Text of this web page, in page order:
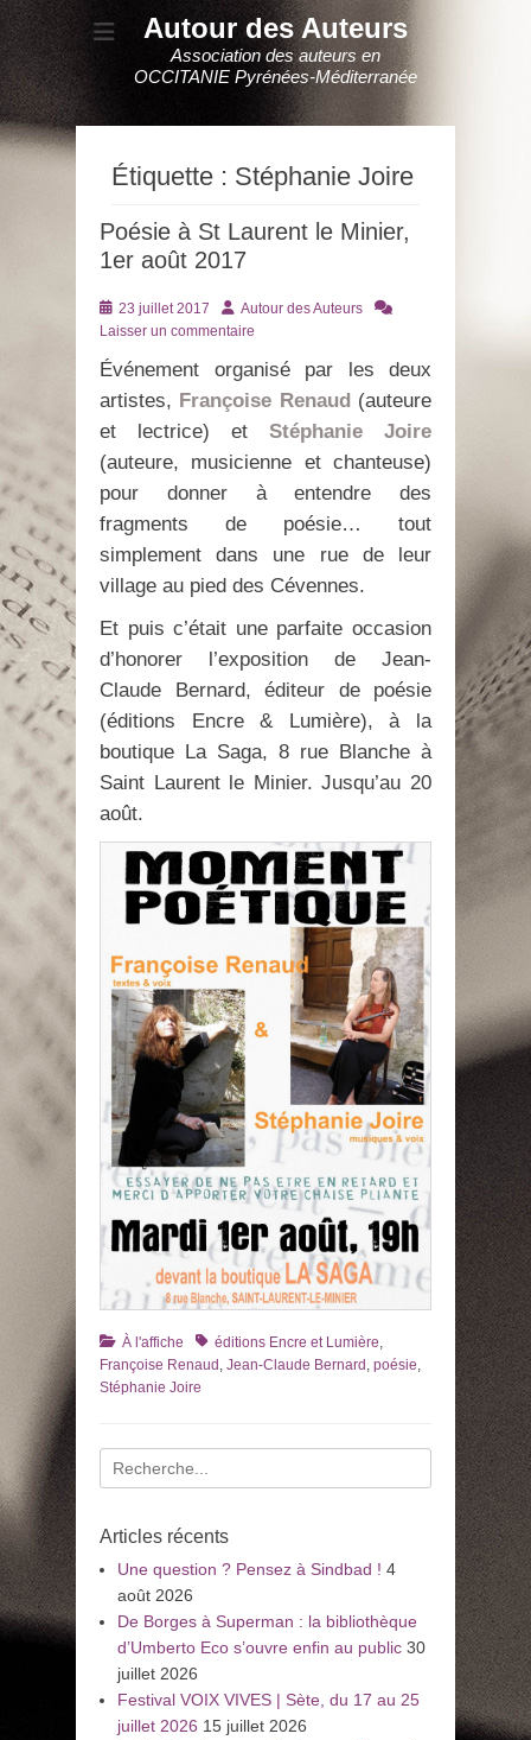
Autour des Auteurs
Association des auteurs en
OCCITANIE Pyrénées-Méditerranée
Étiquette : Stéphanie Joire
Poésie à St Laurent le Minier,
1er août 2017
Posté
le
23 juillet 2017 AuteurAutour des Auteurs
Laisser un commentaire
Événement organisé par les deux
artistes, Françoise Renaud(auteure
et lectrice) et Stéphanie Joire
(auteure, musicienne et chanteuse)
pour donner à entendre des
fragments de poésie… tout
simplement dans une rue de leur
village au pied des Cévennes.
Et puis c’était une parfaite occasion
d’honorer l’exposition de Jean-
Claude Bernard, éditeur de poésie
(éditions Encre & Lumière), à la
boutique La Saga, 8 rue Blanche à
Saint Laurent le Minier. Jusqu’au 20
août.
Catégories
À l'affiche Tagséditions Encre et Lumière
Françoise Renaud Jean-Claude Bernard poésie
Stéphanie Joire
Recherche
pour
Articles récents
Une question ? Pensez à Sindbad ! 4
août 2026
De Borges à Superman : la bibliothèque
d’Umberto Eco s’ouvre enfin au public 30
juillet 2026
Festival VOIX VIVES | Sète, du 17 au 25
juillet 2026 15 juillet 2026